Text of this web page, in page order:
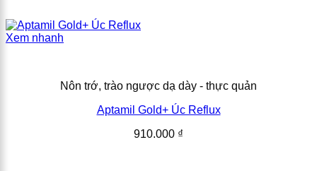
Xem nhanh
Nôn trớ, trào ngược dạ dày - thực quản
Aptamil Gold+ Úc Reflux
910.000 ₫